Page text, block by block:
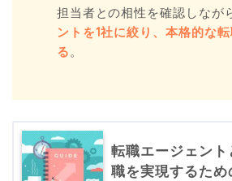
担当者との相性を確認しなが
ントを1社に絞り、本格的な
る。
転職エージェン
職を実現するた